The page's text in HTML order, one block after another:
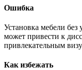
Ошибка
Установка мебели без
может привести к
привлекательным
Как избежать